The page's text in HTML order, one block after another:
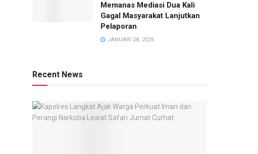
Memanas Mediasi Dua Kali
Gagal Masyarakat Lanjutkan
Pelaporan
JANUARI 28, 2026
Recent News